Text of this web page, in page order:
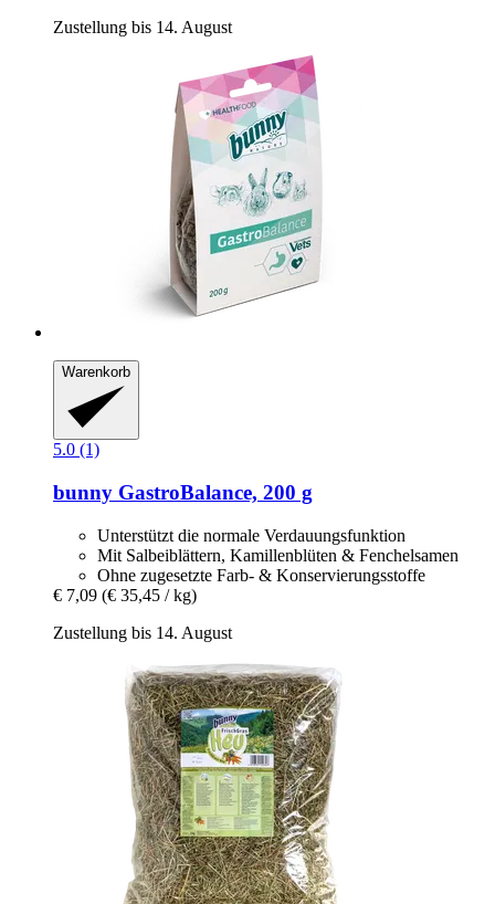
Zustellung bis 14. August
Warenkorb
5.0 (1)
bunny GastroBalance, 200 g
Unterstützt die normale Verdauungsfunktion
Mit Salbeiblättern, Kamillenblüten & Fenchelsamen
Ohne zugesetzte Farb- & Konservierungsstoffe
€ 7,09 (€ 35,45 / kg)
Zustellung bis 14. August